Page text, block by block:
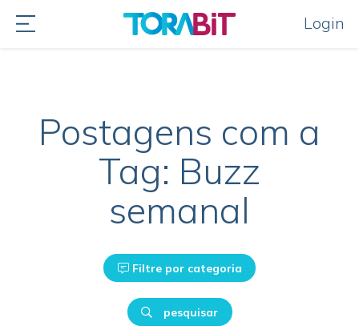
Login
Postagens com a
Tag: Buzz
semanal
Filtre por categoria
pesquisar